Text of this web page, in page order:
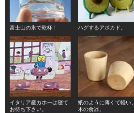
富士山の氷で乾杯！ ハグするアボカド。
イタリア産カホーは寝て
お待ち下さい。
紙のように薄くて軽い、
木の食器。